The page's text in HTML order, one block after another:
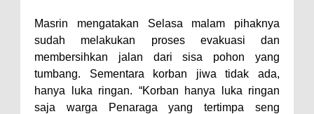
Percepatan Bantuan BSPS
Wakil Wali Kota Bima
Konsultasikan Usulan Inpres
Jalan Daerah 2026 dan
Persiapan DAK 2027 ke BPJN
Masrin mengatakan Selasa malam pihaknya
sudah melakukan proses evakuasi dan
membersihkan jalan dari sisa pohon yang
tumbang. Sementara korban jiwa tidak ada,
hanya luka ringan. “Korban hanya luka ringan
saja warga Penaraga yang tertimpa seng